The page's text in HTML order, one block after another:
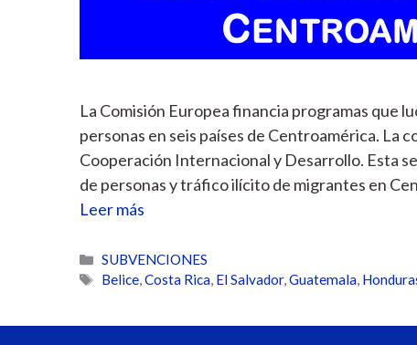
La Comisión Europea financia programas que
personas en seis países de Centroamérica. La
Cooperación Internacional y Desarrollo. Esta
de personas y tráfico ilícito de migrantes en
Leer más
Categorías
SUBVENCIONES
Etiquetas
Belice,Costa Rica, El Salvador,Guatemala,